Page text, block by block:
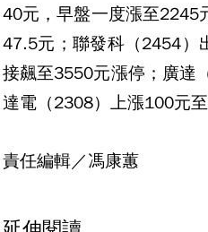
40元，早盤一度漲至2245
47.5元；聯發科（2454）
接飆至3550元漲停；廣達
達電（2308）上漲100元
責任編輯／馮康蕙